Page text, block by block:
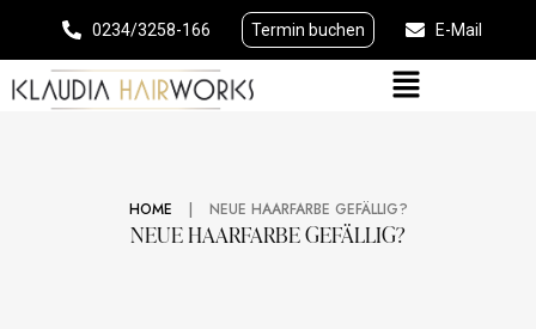
0234/3258-166 Termin buchen E-Mail
NEUE HAARFARBE GEFÄLLIG?
HOME | NEUE HAARFARBE GEFÄLLIG?